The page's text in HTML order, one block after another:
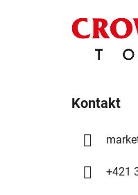
Kontakt
+421